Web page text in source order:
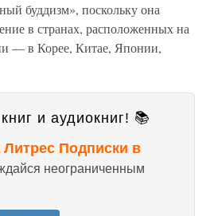
буддизм», поскольку она
в странах, расположенных на
— в Корее, Китае, Японии,
и аудиокниг! 📚
Литрес Подписки в
неограниченным